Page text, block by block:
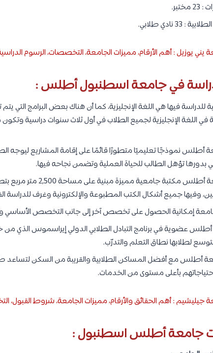
33 نادي طلابي.
يني يوزيل : أهم الأرقام، مميزات الجامعة، التخصصات، الرسوم
في جامعة اسطنبول أطلس :
للدراسة فيها هي اللغة الإنجليزية، كما أن هناك بعض البرامج التي
اللغة الإنجليزية لجميع الطلاب في أول ثلاث سنوات دراسية
أطلس نموذجًا تعليميًا متطورًا قائمًا على إقامة المشاريع ليوجه
بدورها تؤهل الطالب للحياة العملية وتضمن نجاحه فيها.
تمتلك جامعة أطلس مكتبة
وفيها جميع أشكال الكتب المطبوعة والإلكترونية وغرف للدراسة
إمكانية الحصول على تخصص آخر إلى جانب التخصص
عضوية في برنامج التبادل الطلابي الدولي إيراسموس الذي من
لطلابها نطاق التعلم والتدرّب.
أطلس مع أفضل المساكن الطلابية والقريبة من السكن لتساعد
بأعلى مستوى من الخدمات.
جيليشيم : أهم الحقائق والأرقام، مميزات الجامعة، شروط القبول،
جامعة أطلس اسطنبول :